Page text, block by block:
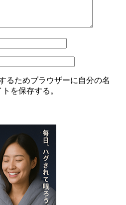
るためブラウザーに自分の名
を保存する。